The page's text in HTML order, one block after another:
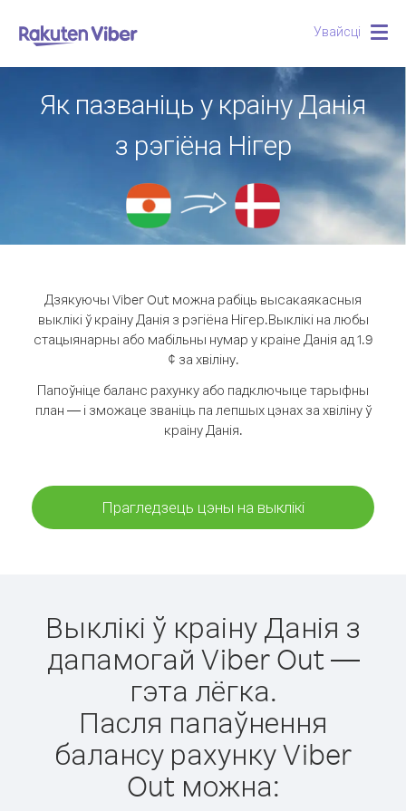
Увайсці
Як пазваніць у краіну Данія
з рэгіёна Нігер
Дзякуючы Viber Out можна рабіць высакаякасныя
выклікі ў краіну Данія з рэгіёна Нігер.Выклікі на любы
стацыянарны або мабільны нумар у краіне Данія ад 1.9
¢ за хвіліну.
Папоўніце баланс рахунку або падключыце тарыфны
план — і зможаце званіць па лепшых цэнах за хвіліну ў
краіну Данія.
Прагледзець цэны на выклікі
Выклікі ў краіну Данія з
дапамогай Viber Out —
гэта лёгка.
Пасля папаўнення
балансу рахунку Viber
Out можна: